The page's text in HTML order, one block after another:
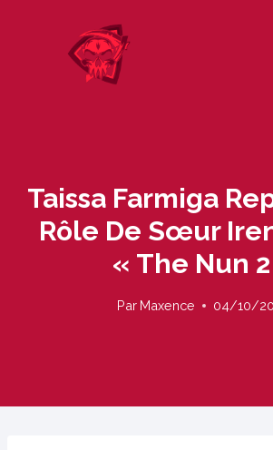
Taissa Farmiga
Rôle De Sœur
« The Nun
Par Maxence 04/10/